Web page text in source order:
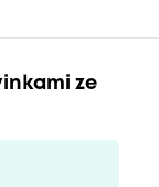
ze